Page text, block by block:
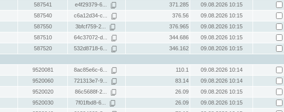
587541 e4f29379-6... 371.285
09.08.2026 10:15
587540 c6a12d34-c... 376.56
09.08.2026 10:15
587550 3bfcf759-2... 376.965
09.08.2026 10:15
587510 64c37072-d... 344.686
09.08.2026 10:15
587520 532d8718-6... 346.162
09.08.2026 10:15
9520081 8ac85e6c-6... 110.1
09.08.2026 10:14
9520060 721313e7-9... 83.14
09.08.2026 10:14
9520020 86c5688f-2... 26.09
09.08.2026 10:15
9520030 7f01fbd8-6... 26.09
09.08.2026 10:15